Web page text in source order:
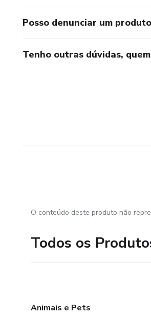
Posso denunciar um
Tenho outras dúvidas,
O conteúdo deste produto não
Todos os
Animais e Pets